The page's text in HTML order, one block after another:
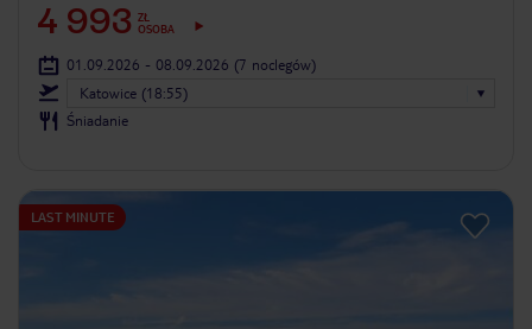
4 993 ZŁ
OSOBA
01.09.2026 - 08.09.2026 (7 noclegów)
Katowice (18:55)
Śniadanie
LAST MINUTE